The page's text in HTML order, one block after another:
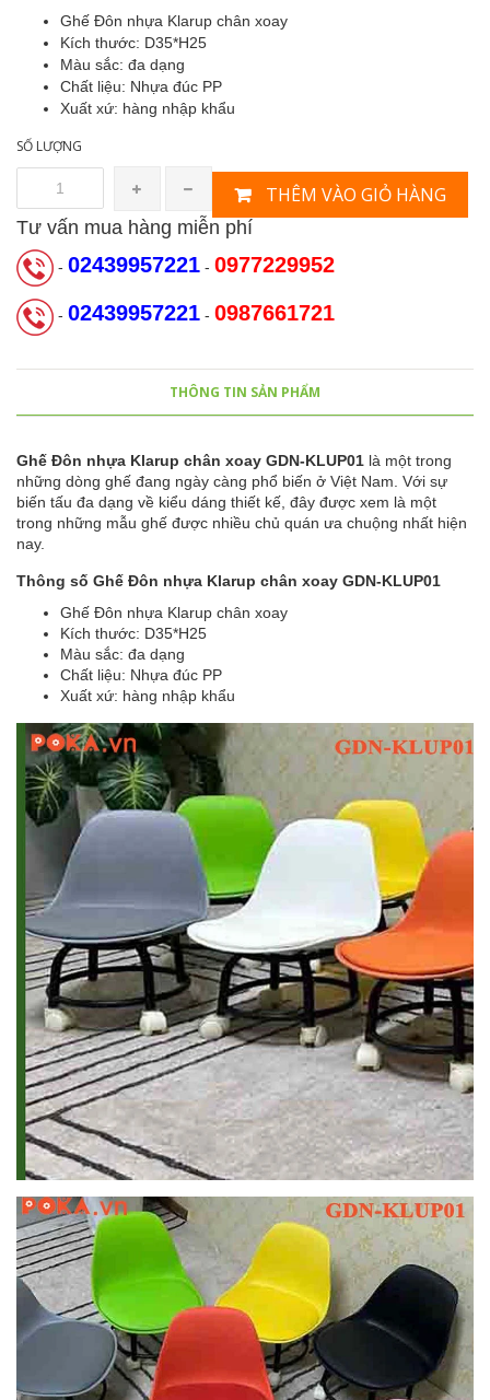
Ghế Đôn nhựa Klarup chân xoay
Kích thước: D35*H25
Màu sắc: đa dạng
Chất liệu: Nhựa đúc PP
Xuất xứ: hàng nhập khẩu
SỐ LƯỢNG
THÊM VÀO GIỎ HÀNG
Tư vấn mua hàng miễn phí
- 02439957221 - 0977229952
- 02439957221 - 0987661721
THÔNG TIN SẢN PHẨM
Ghế Đôn nhựa Klarup chân xoay GDN-KLUP01 là một trong
những dòng ghế đang ngày càng phổ biến ở Việt Nam. Với sự
biến tấu đa dạng về kiểu dáng thiết kế, đây được xem là một
trong những mẫu ghế được nhiều chủ quán ưa chuộng nhất hiện
nay.
Thông số Ghế Đôn nhựa Klarup chân xoay GDN-KLUP01
Ghế Đôn nhựa Klarup chân xoay
Kích thước: D35*H25
Màu sắc: đa dạng
Chất liệu: Nhựa đúc PP
Xuất xứ: hàng nhập khẩu